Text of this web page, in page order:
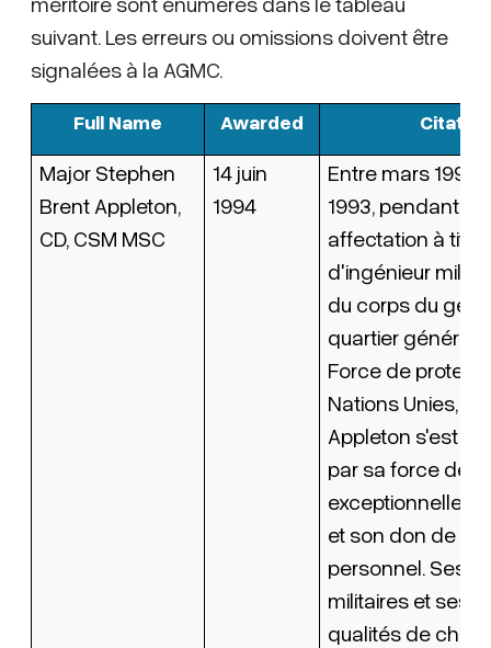
suivant. Les erreurs ou omissions doivent être
signalées à la AGMC.
Full Name Awarded Citation
Major Stephen
Brent Appleton,
CD, CSM MSC
14 juin
1994
Entre mars 1992
1993, pendant
affectation à titre
d'ingénieur
du corps du
quartier général
Force de
Nations Unies, le
Appleton s'est
par sa force de
exceptionnelle,
et son don de
personnel. Ses
militaires et ses
qualités de chef